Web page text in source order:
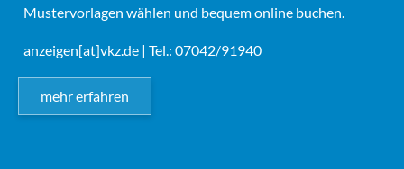
Mustervorlagen wählen und bequem online buchen.
anzeigen[at]vkz.de | Tel.: 07042/91940
mehr erfahren